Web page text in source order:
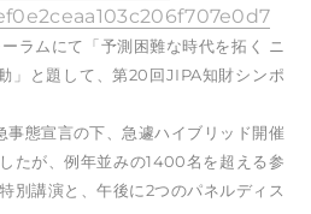
ラムにて「予測困難な時代を拓く ニ
」と題して、第20回JIPA知財シンポ
事態宣言の下、急遽ハイブリッド開催
たが、例年並みの1400名を超える参
別講演と、午後に2つのパネルディス